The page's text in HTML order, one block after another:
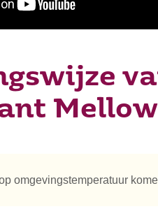
omgevingstemperatuur